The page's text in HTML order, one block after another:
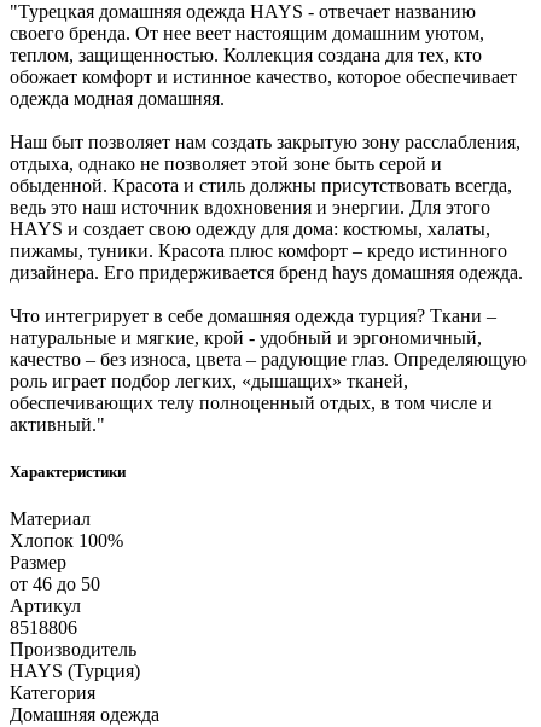
"Турецкая домашняя одежда HAYS - отвечает названию
своего бренда. От нее веет настоящим домашним уютом,
теплом, защищенностью. Коллекция создана для тех, кто
обожает комфорт и истинное качество, которое обеспечивает
одежда модная домашняя.
Наш быт позволяет нам создать закрытую зону расслабления,
отдыха, однако не позволяет этой зоне быть серой и
обыденной. Красота и стиль должны присутствовать всегда,
ведь это наш источник вдохновения и энергии. Для этого
HAYS и создает свою одежду для дома: костюмы, халаты,
пижамы, туники. Красота плюс комфорт – кредо истинного
дизайнера. Его придерживается бренд hays домашняя одежда.
Что интегрирует в себе домашняя одежда турция? Ткани –
натуральные и мягкие, крой - удобный и эргономичный,
качество – без износа, цвета – радующие глаз. Определяющую
роль играет подбор легких, «дышащих» тканей,
обеспечивающих телу полноценный отдых, в том числе и
активный."
Характеристики
Материал
Хлопок 100%
Размер
от 46 до 50
Артикул
8518806
Производитель
HAYS (Турция)
Категория
Домашняя одежда